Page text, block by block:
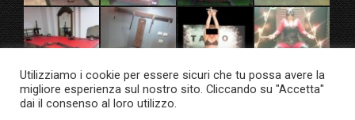
Utilizziamo i cookie per essere sicuri che tu possa avere la
migliore esperienza sul nostro sito. Cliccando su "Accetta"
dai il consenso al loro utilizzo.